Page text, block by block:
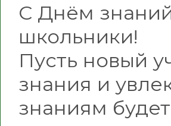
С Днём
школьники!
Пусть новый
знания и
знаниям